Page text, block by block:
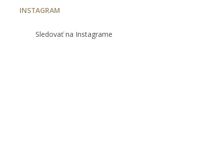
INSTAGRAM
Sledovať na Instagrame